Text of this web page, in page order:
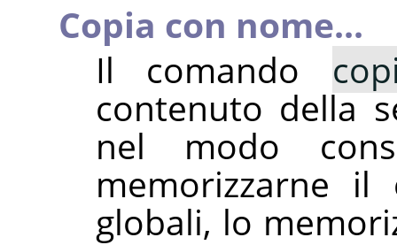
Copia con nome...
Il comando
contenuto della
nel modo
memorizzarne
globali, lo